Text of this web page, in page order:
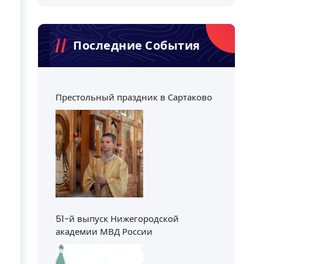
Последние События
Престольный праздник в Сартаково
51-й выпуск Нижегородской
академии МВД России